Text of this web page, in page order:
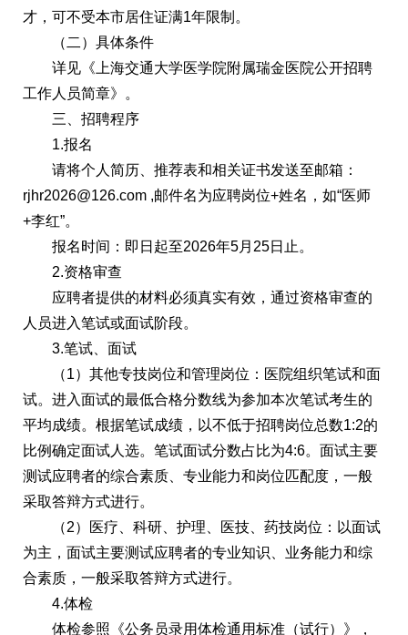
才，可不受本市居住证满1年限制。
（二）具体条件
详见《上海交通大学医学院附属瑞金医院公开招聘
工作人员简章》。
三、招聘程序
1.报名
请将个人简历、推荐表和相关证书发送至邮箱：
rjhr2026@126.com ,邮件名为应聘岗位+姓名，如“医师
+李红”。
报名时间：即日起至2026年5月25日止。
2.资格审查
应聘者提供的材料必须真实有效，通过资格审查的
人员进入笔试或面试阶段。
3.笔试、面试
（1）其他专技岗位和管理岗位：医院组织笔试和面
试。进入面试的最低合格分数线为参加本次笔试考生的
平均成绩。根据笔试成绩，以不低于招聘岗位总数1:2的
比例确定面试人选。笔试面试分数占比为4:6。面试主要
测试应聘者的综合素质、专业能力和岗位匹配度，一般
采取答辩方式进行。
（2）医疗、科研、护理、医技、药技岗位：以面试
为主，面试主要测试应聘者的专业知识、业务能力和综
合素质，一般采取答辩方式进行。
4.体检
体检参照《公务员录用体检通用标准（试行）》，